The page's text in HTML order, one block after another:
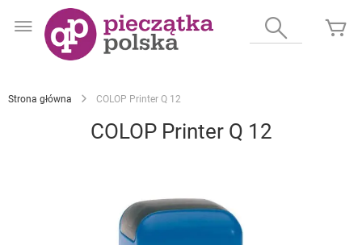
do
Wyszukaj
Strona główna COLOP Printer Q 12
COLOP Printer Q 12